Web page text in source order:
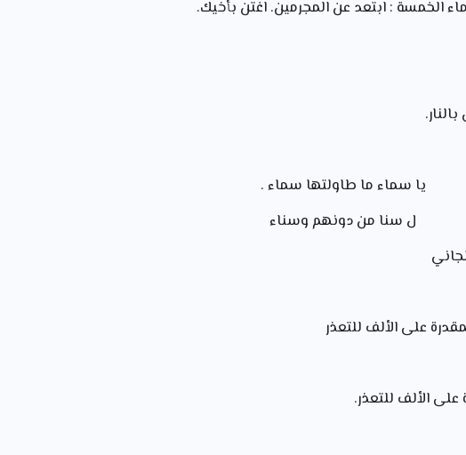
یا سماء ما طاولتها سماء .
حا ل سنا من دونهم وسناء
على الألف للتعذر
الألف للتعذر.